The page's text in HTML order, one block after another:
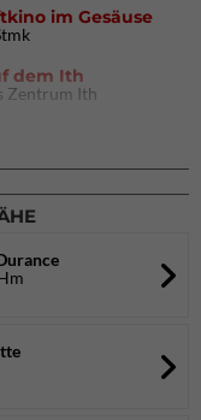
im Gesäuse
dem Ith
Zentrum Ith
Süd (Thalkirchen)